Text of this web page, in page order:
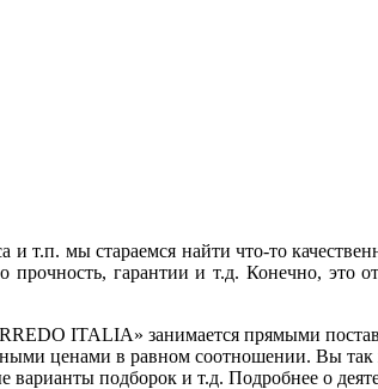
т.п. мы стараемся найти что-то
гарантии и т.д. Конечно, это
ITALIA» занимается прямыми
ценами в равном соотношении. Вы так
варианты подборок и т.д. Подробнее о